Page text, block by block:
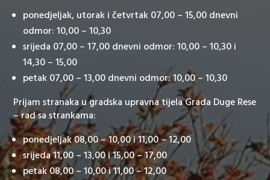
ponedjeljak, utorak i četvrtak 07,00 – 15,00 dnevni
odmor: 10,00 – 10,30
srijeda 07,00 – 17,00 dnevni odmor: 10,00 – 10,30 i
14,30 – 15,00
petak 07,00 – 13,00 dnevni odmor: 10,00 – 10,30
Prijam stranaka u gradska upravna tijela Grada Duge Rese
– rad sa strankama:
ponedjeljak 08,00 – 10,00 i 11,00 – 12,00
srijeda 11,00 – 13,00 i 15,00 – 17,00
petak 08,00 – 10,00 i 11,00 – 12,00